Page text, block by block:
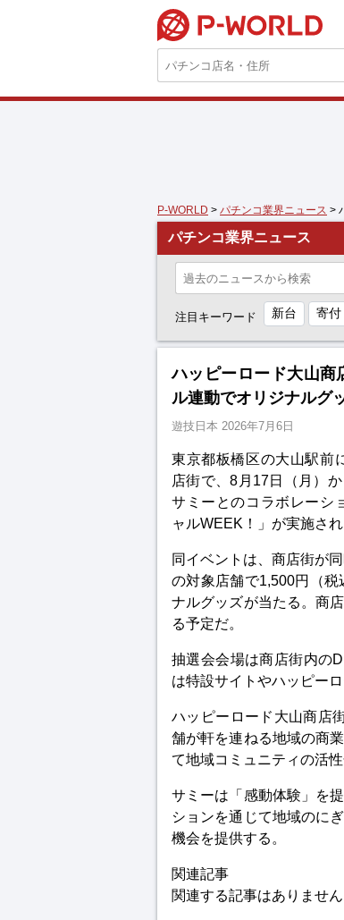
P-WORLD > パチンコ業界ニュース >
パチンコ業界ニュース
注目キーワード 新台 寄付
ハッピーロード大山
ル連動でオリジナルグ
遊技日本 2026年7月6日
東京都板橋区の大山駅前
店街で、8月17日（月）
サミーとのコラボレーシ
ャルWEEK！」が実施され
同イベントは、商店街が
の対象店舗で1,500円（
ナルグッズが当たる。商
る予定だ。
抽選会会場は商店街内の
は特設サイトやハッピー
ハッピーロード大山商店
舗が軒を連ねる地域の商
て地域コミュニティの活
サミーは「感動体験」を
ションを通じて地域のに
機会を提供する。
関連記事
関連する記事はありません